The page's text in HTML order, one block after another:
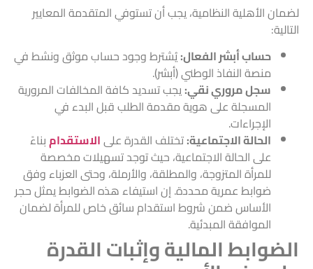
لضمان الأهلية النظامية، يجب أن تستوفي المتقدمة المعايير
التالية:
حساب أبشر الفعال:يُشترط وجود حساب موثق ونشط في
منصة النفاذ الوطني (أبشر).
سجل مروري نقي:يجب تسديد كافة المخالفات المرورية
المسجلة على هوية مقدمة الطلب قبل البدء في
الإجراءات.
الحالة الاجتماعية:تختلف القدرة على الاستقدامبناءً
على الحالة الاجتماعية، حيث توجد تسهيلات مخصصة
للمرأة المتزوجة، والمطلقة، والأرملة، وحتى العزباء وفق
ضوابط عمرية محددة. إن استيفاء هذه الضوابط يمثل حجر
الأساس ضمن شروط استقدام سائق خاص للمرأة لضمان
الموافقة المبدئية.
الضوابط المالية وإثبات القدرة